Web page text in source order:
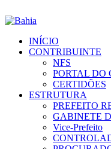
INÍCIO
CONTRIBUINTE
NFS
PORTAL DO
CERTIDÕES
ESTRUTURA
PREFEITO
GABINETE
Vice-Prefeito